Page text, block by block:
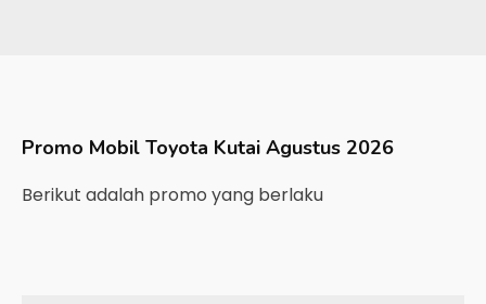
Promo Mobil Toyota Kutai Agustus 2026
Berikut adalah promo yang berlaku